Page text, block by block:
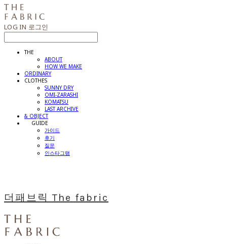
LOG IN 로그인
THE
ABOUT
HOW WE MAKE
ORDINARY
CLOTHES
SUNNY DRY
OMI-ZARASHI
KOMATSU
LAST ARCHIVE
& OBJECT
⠀⠀GUIDE
가이드
후기
질문
인스타그램
더패브릭 The fabric